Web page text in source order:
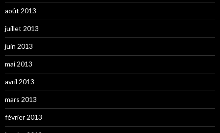
août 2013
juillet 2013
juin 2013
mai 2013
avril 2013
mars 2013
février 2013